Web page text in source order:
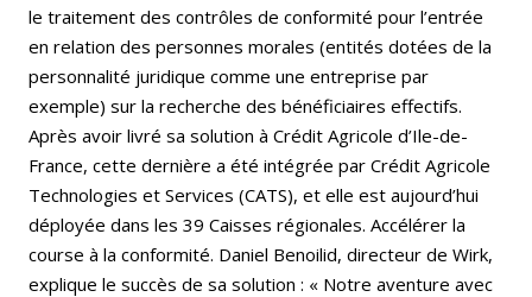
le traitement des contrôles de conformité pour l’entrée
en relation des personnes morales (entités dotées de la
personnalité juridique comme une entreprise par
exemple) sur la recherche des bénéficiaires effectifs.
Après avoir livré sa solution à Crédit Agricole d’Ile-de-
France, cette dernière a été intégrée par Crédit Agricole
Technologies et Services (CATS), et elle est aujourd’hui
déployée dans les 39 Caisses régionales. Accélérer la
course à la conformité. Daniel Benoilid, directeur de Wirk,
explique le succès de sa solution : « Notre aventure avec